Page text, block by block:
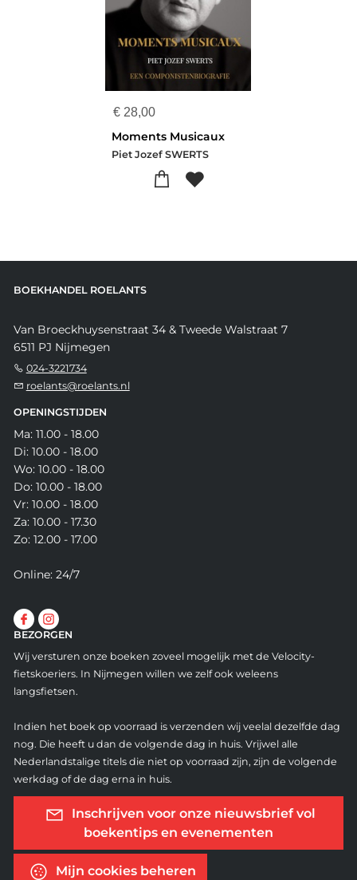
€ 28,00
Moments Musicaux
Piet Jozef SWERTS
BOEKHANDEL ROELANTS
Van Broeckhuysenstraat 34 & Tweede Walstraat 7
6511 PJ Nijmegen
024-3221734
roelants@roelants.nl
OPENINGSTIJDEN
Ma: 11.00 - 18.00
Di: 10.00 - 18.00
Wo: 10.00 - 18.00
Do: 10.00 - 18.00
Vr: 10.00 - 18.00
Za: 10.00 - 17.30
Zo: 12.00 - 17.00
Online: 24/7
BEZORGEN
Wij versturen onze boeken zoveel mogelijk met de Velocity-
fietskoeriers. In Nijmegen willen we zelf ook weleens
langsfietsen.
Indien het boek op voorraad is verzenden wij veelal dezelfde dag
nog. Die heeft u dan de volgende dag in huis. Vrijwel alle
Nederlandstalige titels die niet op voorraad zijn, zijn de volgende
werkdag of de dag erna in huis.
Inschrijven voor onze nieuwsbrief vol
boekentips en evenementen
Mijn cookies beheren